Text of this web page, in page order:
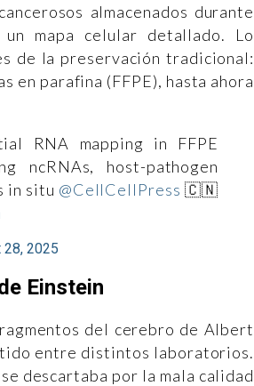
almacenados durante
un mapa celular detallado. Lo
de la preservación tradicional:
en parafina (FFPE), hasta ahora
RNA mapping in FFPE
ncRNAs, host-pathogen
in situ @CellCellPress 🇨🇳
28, 2025
Einstein
del cerebro de Albert
entre distintos laboratorios.
descartaba por la mala calidad